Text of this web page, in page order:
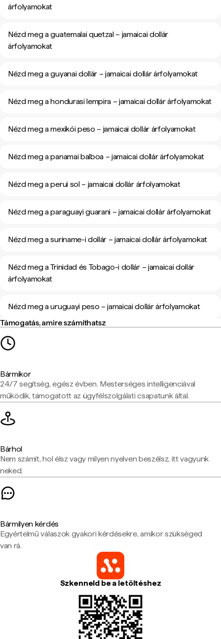
árfolyamokat
Nézd meg a guatemalai quetzal – jamaicai dollár
árfolyamokat
Nézd meg a guyanai dollár – jamaicai dollár árfolyamokat
Nézd meg a hondurasi lempira – jamaicai dollár árfolyamokat
Nézd meg a mexikói peso – jamaicai dollár árfolyamokat
Nézd meg a panamai balboa – jamaicai dollár árfolyamokat
Nézd meg a perui sol – jamaicai dollár árfolyamokat
Nézd meg a paraguayi guarani – jamaicai dollár árfolyamokat
Nézd meg a suriname-i dollár – jamaicai dollár árfolyamokat
Nézd meg a Trinidad és Tobago-i dollár – jamaicai dollár
árfolyamokat
Nézd meg a uruguayi peso – jamaicai dollár árfolyamokat
Támogatás, amire számíthatsz
Bármikor
24/7 segítség, egész évben. Mesterséges intelligenciával
működik, támogatott az ügyfélszolgálati csapatunk által.
Bárhol
Nem számít, hol élsz vagy milyen nyelven beszélsz, itt vagyunk
neked.
Bármilyen kérdés
Egyértelmű válaszok gyakori kérdésekre, amikor szükséged
van rá.
Szkenneld be a letöltéshez